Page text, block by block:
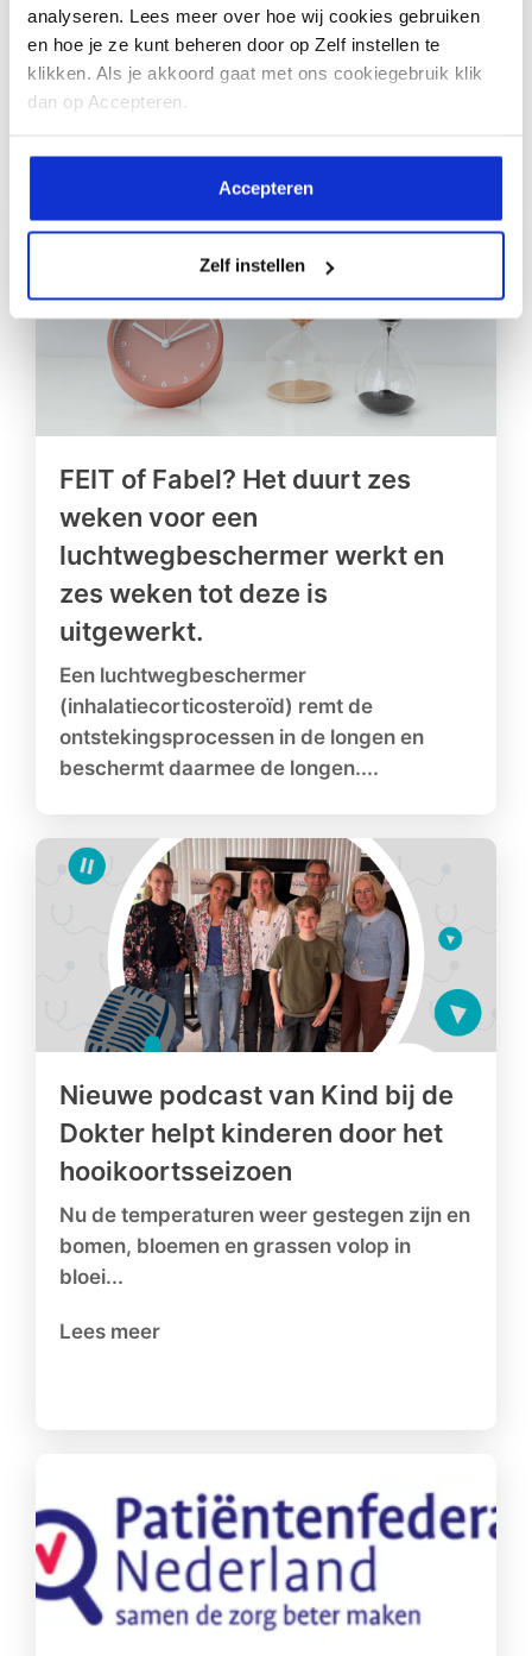
analyseren. Lees meer over hoe wij cookies gebruiken
en hoe je ze kunt beheren door op Zelf instellen te
klikken. Als je akkoord gaat met ons cookiegebruik klik
dan op Accepteren.
Accepteren
Zelf instellen
Lees meer
FEIT of Fabel? Het duurt zes
weken voor een
luchtwegbeschermer werkt en
zes weken tot deze is
uitgewerkt.
Een luchtwegbeschermer
(inhalatiecorticosteroïd) remt de
ontstekingsprocessen in de longen en
beschermt daarmee de longen....
Nieuwe podcast van Kind bij de
Dokter helpt kinderen door het
hooikoortsseizoen
Nu de temperaturen weer gestegen zijn en
bomen, bloemen en grassen volop in
bloei...
Lees meer